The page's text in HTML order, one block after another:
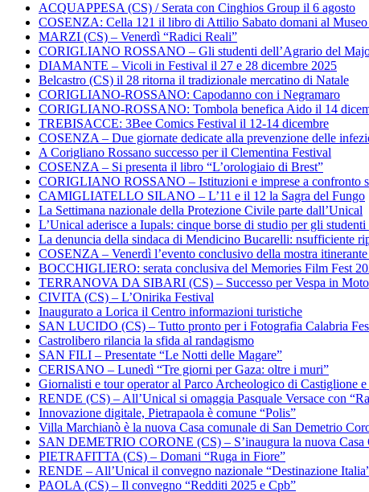
ACQUAPPESA (CS) / Serata con Cinghios Group il 6 agosto
COSENZA: Cella 121 il libro di Attilio Sabato domani al
MARZI (CS) – Venerdì “Radici Reali”
CORIGLIANO ROSSANO – Gli studenti dell’Agrario del
DIAMANTE – Vicoli in Festival il 27 e 28 dicembre 2025
Belcastro (CS) il 28 ritorna il tradizionale mercatino di Natale
CORIGLIANO-ROSSANO: Capodanno con i Negramaro
CORIGLIANO-ROSSANO: Tombola benefica Aido il 14
TREBISACCE: 3Bee Comics Festival il 12-14 dicembre
COSENZA – Due giornate dedicate alla prevenzione delle
A Corigliano Rossano successo per il Clementina Festival
COSENZA – Si presenta il libro “L’orologiaio di Brest”
CORIGLIANO ROSSANO – Istituzioni e imprese a confronto
CAMIGLIATELLO SILANO – L’11 e il 12 la Sagra del Fungo
La Settimana nazionale della Protezione Civile parte dall’Unical
L’Unical aderisce a Iupals: cinque borse di studio per gli studenti
La denuncia della sindaca di Mendicino Bucarelli: nsufficiente
COSENZA – Venerdì l’evento conclusivo della mostra
BOCCHIGLIERO: serata conclusiva del Memories Film Fest
TERRANOVA DA SIBARI (CS) – Successo per Vespa in Moto
CIVITA (CS) – L’Onirika Festival
Inaugurato a Lorica il Centro informazioni turistiche
SAN LUCIDO (CS) – Tutto pronto per i Fotografia Calabria
Castrolibero rilancia la sfida al randagismo
SAN FILI – Presentate “Le Notti delle Magare”
CERISANO – Lunedì “Tre giorni per Gaza: oltre i muri”
Giornalisti e tour operator al Parco Archeologico di Castiglione
RENDE (CS) – All’Unical si omaggia Pasquale Versace con
Innovazione digitale, Pietrapaola è comune “Polis”
Villa Marchianò è la nuova Casa comunale di San Demetrio
SAN DEMETRIO CORONE (CS) – S’inaugura la nuova Casa
PIETRAFITTA (CS) – Domani “Ruga in Fiore”
RENDE – All’Unical il convegno nazionale “Destinazione
PAOLA (CS) – Il convegno “Redditi 2025 e Cpb”